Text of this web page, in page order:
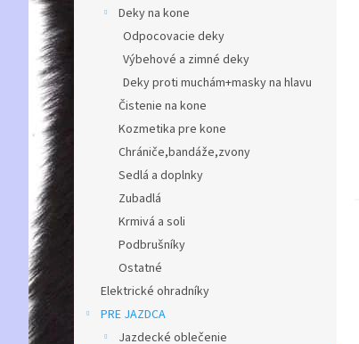
Deky na kone
Odpocovacie deky
Výbehové a zimné deky
Deky proti muchám+masky na hlavu
Čistenie na kone
Kozmetika pre kone
Chrániče,bandáže,zvony
Sedlá a doplnky
Zubadlá
Krmivá a soli
Podbrušníky
Ostatné
Elektrické ohradníky
PRE JAZDCA
Jazdecké oblečenie